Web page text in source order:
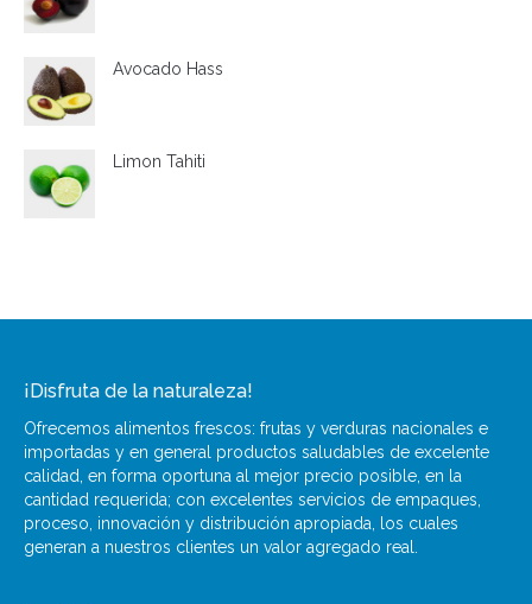
Avocado Hass
Limon Tahiti
¡Disfruta de la naturaleza!
Ofrecemos alimentos frescos: frutas y verduras nacionales e
importadas y en general productos saludables de excelente
calidad, en forma oportuna al mejor precio posible, en la
cantidad requerida; con excelentes servicios de empaques,
proceso, innovación y distribución apropiada, los cuales
generan a nuestros clientes un valor agregado real.